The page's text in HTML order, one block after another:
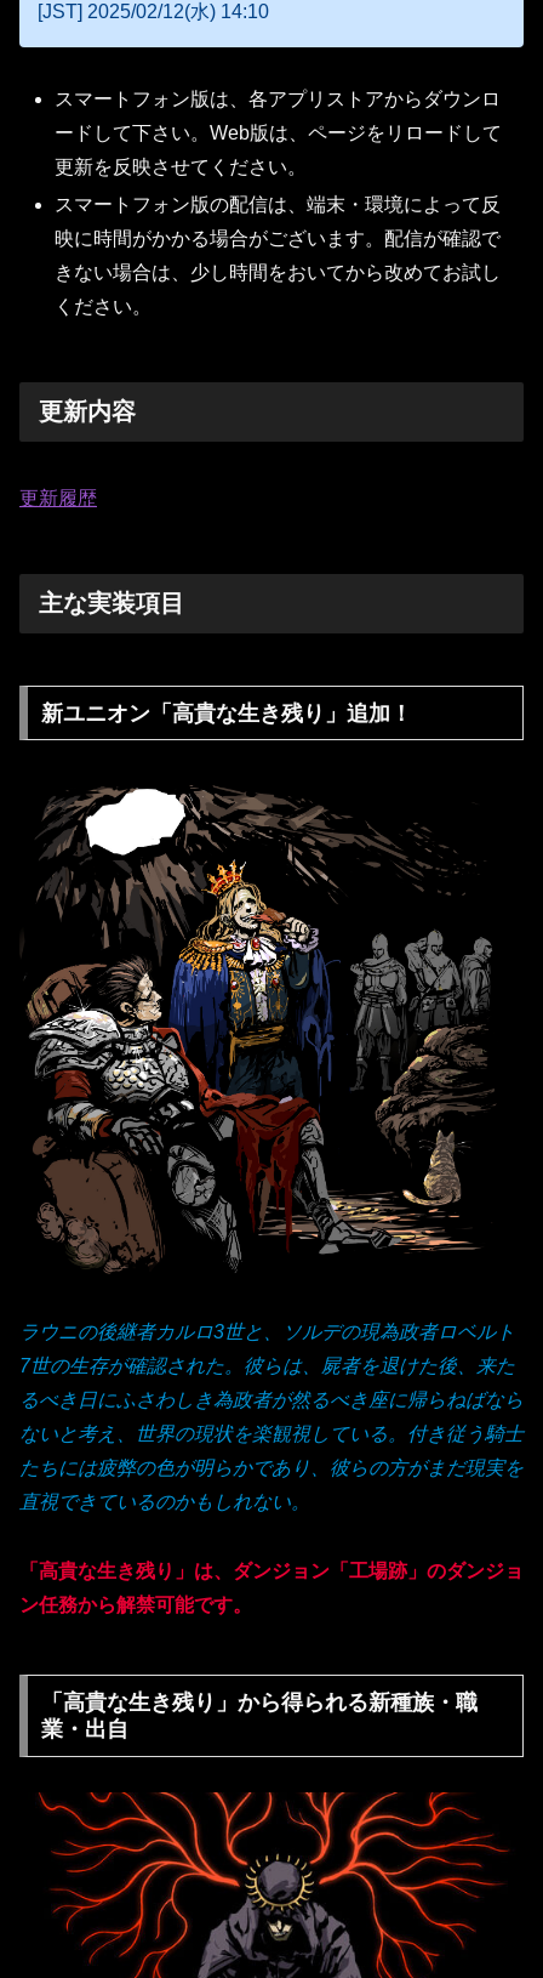
[JST] 2025/02/12(水) 14:10
スマートフォン版は、各アプリストアからダウンロ
ードして下さい。Web版は、ページをリロードして
更新を反映させてください。
スマートフォン版の配信は、端末・環境によって反
映に時間がかかる場合がございます。配信が確認で
きない場合は、少し時間をおいてから改めてお試し
ください。
更新内容
更新履歴
主な実装項目
新ユニオン「高貴な生き残り」追加！
ラウニの後継者カルロ3世と、ソルデの現為政者ロベルト
7世の生存が確認された。彼らは、屍者を退けた後、来た
るべき日にふさわしき為政者が然るべき座に帰らねばなら
ないと考え、世界の現状を楽観視している。付き従う騎士
たちには疲弊の色が明らかであり、彼らの方がまだ現実を
直視できているのかもしれない。
「高貴な生き残り」は、ダンジョン「工場跡」のダンジョ
ン任務から解禁可能です。
「高貴な生き残り」から得られる新種族・職
業・出自